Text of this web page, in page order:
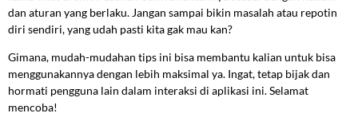
dan aturan yang berlaku. Jangan sampai bikin masalah atau repotin
diri sendiri, yang udah pasti kita gak mau kan?
Gimana, mudah-mudahan tips ini bisa membantu kalian untuk bisa
menggunakannya dengan lebih maksimal ya. Ingat, tetap bijak dan
hormati pengguna lain dalam interaksi di aplikasi ini. Selamat
mencoba!